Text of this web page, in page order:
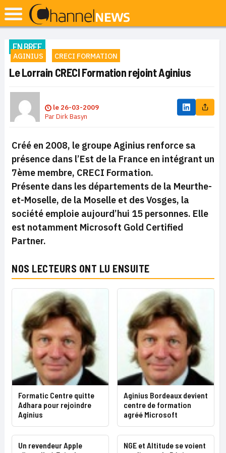
EN BREF
AGINIUS CRECI FORMATION
Le Lorrain CRECI Formation rejoint Aginius
le 26-03-2009
ParDirk Basyn
Créé en 2008, le groupe Aginius renforce sa
présence dans l’Est de la France en intégrant un
7ème membre, CRECI Formation.
Présente dans les départements de la Meurthe-
et-Moselle, de la Moselle et des Vosges, la
société emploie aujourd’hui 15 personnes. Elle
est notamment Microsoft Gold Certified
Partner.
NOS LECTEURS ONT LU ENSUITE
Formatic Centre quitte
Adhara pour rejoindre
Aginius
Aginius Bordeaux devient
centre de formation
agréé Microsoft
Un revendeur Apple
NGE et Altitude se voient